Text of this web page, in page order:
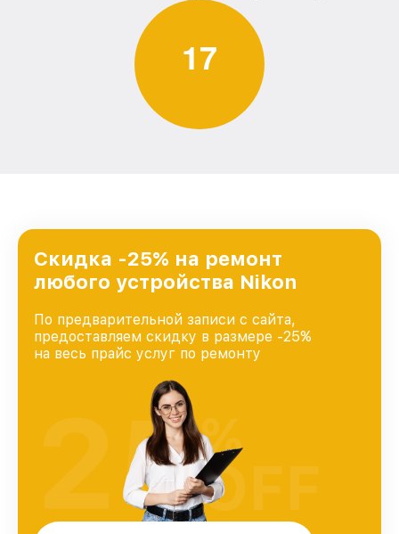
17
Скидка -25% на ремонт
любого устройства Nikon
По предварительной записи с сайта,
предоставляем скидку в размере -25%
на весь прайс услуг по ремонту
25%
OFF